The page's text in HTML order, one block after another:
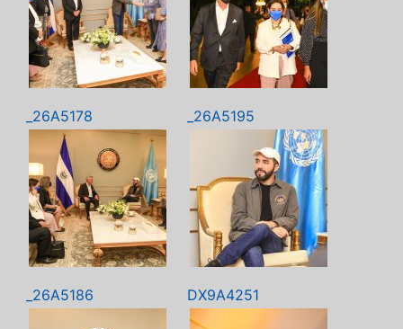
_26A5178 _26A5195
_26A5186 DX9A4251